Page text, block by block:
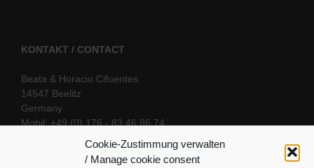
Cookie-Zustimmung verwalten
/ Manage cookie consent
KONTAKT / CONTACT
Beata & Horacio Cifuentes
14547 Beelitz
Germany
Mobil: +49 (0) 176 - 83 46 86 74